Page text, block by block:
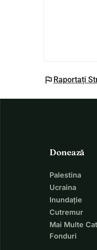
flag Raportați
Donează
Palestina
Ucraina
Inundație
Cutremur
Mai Multe
Fonduri